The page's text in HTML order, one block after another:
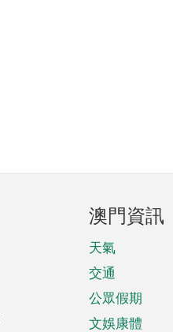
澳門資訊
天氣
交通
公眾假期
文娛康體